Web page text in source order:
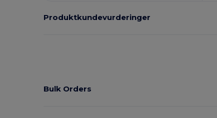
Produktkundevurderinger
Bulk Orders